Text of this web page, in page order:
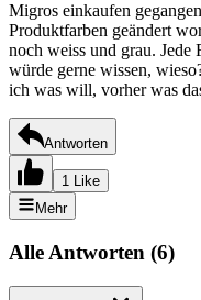
Migros einkaufen
Produktfarben geändert
noch weiss und grau. Jede
würde gerne wissen,
ich was will, vorher was
Antworten
1 Like
Mehr
Alle Antworten (6)